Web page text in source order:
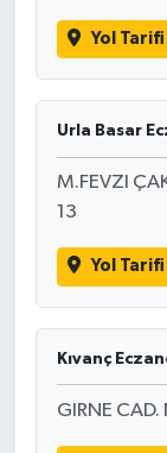
Yol Tarifi
Urla Basar
M.FEVZI
13
Yol Tarifi
Kıvanç
GIRNE